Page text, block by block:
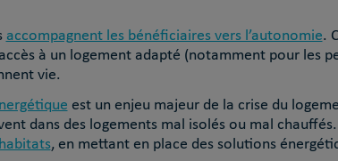
accompagnent les bénéficiaires vers l’autonomie.
à un logement adapté (notamment pour les
vie.
est un enjeu majeur de la crise du
dans des logements mal isolés ou mal
, en mettant en place des solutions